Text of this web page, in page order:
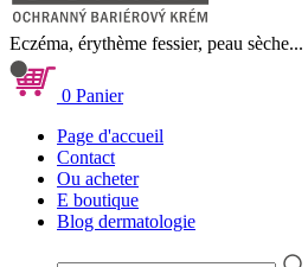
Eczéma, érythème fessier, peau sèche...
0 Panier
Page d'accueil
Contact
Ou acheter
E boutique
Blog dermatologie